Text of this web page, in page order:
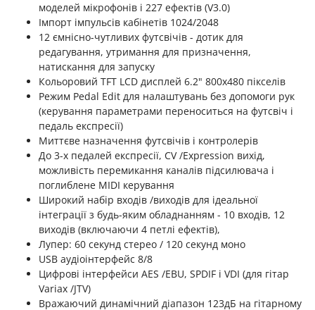
моделей мікрофонів і 227 ефектів (V3.0)
Імпорт імпульсів кабінетів 1024/2048
12 ємнісно-чутливих футсвічів - дотик для
редагування, утримання для призначення,
натискання для запуску
Кольоровий TFT LCD дисплей 6.2" 800х480 пікселів
Режим Pedal Edit для налаштувань без допомоги рук
(керування параметрами переноситься на футсвіч і
педаль експресії)
Миттєве назначення футсвічів і контролерів
До 3-х педалей експресії, CV /Expression вихід,
можливість перемикання каналів підсилювача і
поглиблене MIDI керування
Широкий набір входів /виходів для ідеальної
інтеграції з будь-яким обладнанням - 10 входів, 12
виходів (включаючи 4 петлі ефектів),
Лупер: 60 секунд стерео / 120 секунд моно
USB аудіоінтерфейс 8/8
Цифрові інтерфейси AES /EBU, SPDIF і VDI (для гітар
Variax /JTV)
Вражаючий динамічний діапазон 123дБ на гітарному